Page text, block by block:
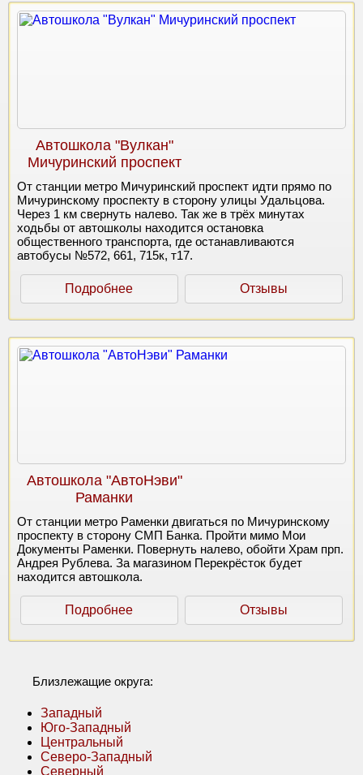
Автошкола "Вулкан"
Мичуринский проспект
От станции метро Мичуринский проспект идти прямо по
Мичуринскому проспекту в сторону улицы Удальцова.
Через 1 км свернуть налево. Так же в трёх минутах
ходьбы от автошколы находится остановка
общественного транспорта, где останавливаются
автобусы №572, 661, 715к, т17.
Подробнее Отзывы
Автошкола "АвтоНэви"
Раманки
От станции метро Раменки двигаться по Мичуринскому
проспекту в сторону СМП Банка. Пройти мимо Мои
Документы Раменки. Повернуть налево, обойти Храм прп.
Андрея Рублева. За магазином Перекрёсток будет
находится автошкола.
Подробнее Отзывы
Близлежащие округа:
Западный
Юго-Западный
Центральный
Северо-Западный
Северный